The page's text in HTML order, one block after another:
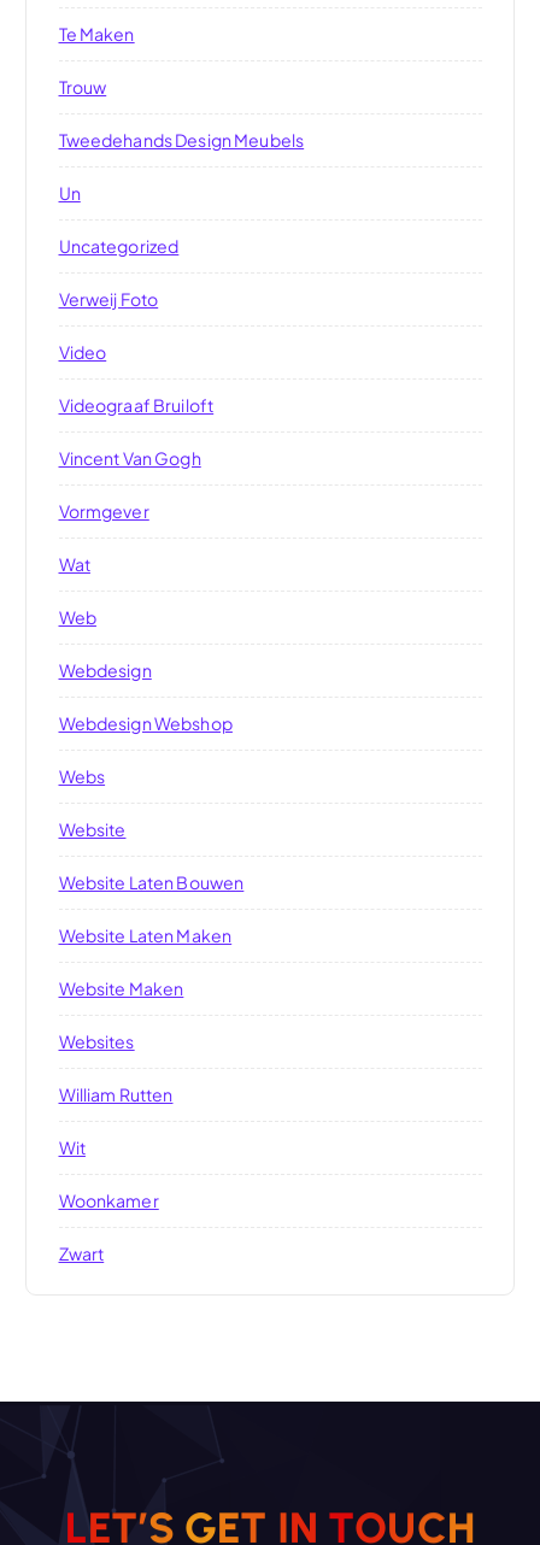
Te Maken
Trouw
Tweedehands Design Meubels
Un
Uncategorized
Verweij Foto
Video
Videograaf Bruiloft
Vincent Van Gogh
Vormgever
Wat
Web
Webdesign
Webdesign Webshop
Webs
Website
Website Laten Bouwen
Website Laten Maken
Website Maken
Websites
William Rutten
Wit
Woonkamer
Zwart
LET’S GET IN TOUCH